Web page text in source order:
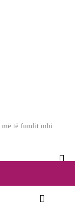
më të fundit mbi
Helen’s Bio Line